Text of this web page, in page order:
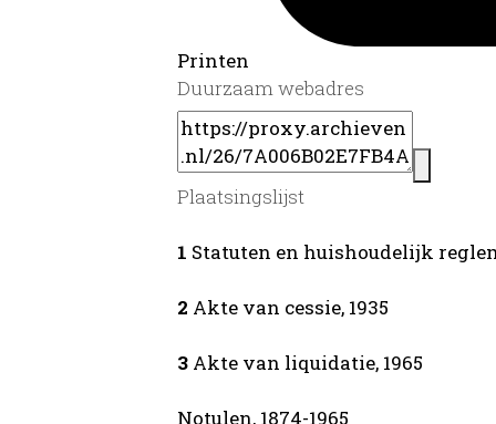
Printen
Duurzaam webadres
Plaatsingslijst
1 Statuten en huishoudelijk
2 Akte van cessie, 1935
3 Akte van liquidatie, 1965
Notulen, 1874-1965